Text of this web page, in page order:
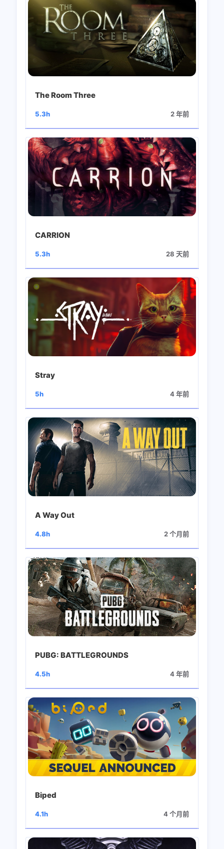
The Room Three
5.3h 2 年前
CARRION
5.3h 28 天前
Stray
5h 4 年前
A Way Out
4.8h 2 个月前
PUBG: BATTLEGROUNDS
4.5h 4 年前
Biped
4.1h 4 个月前